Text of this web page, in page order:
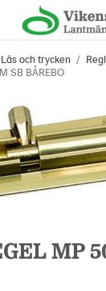
Lås och trycken /
SB BÅREBO
MP